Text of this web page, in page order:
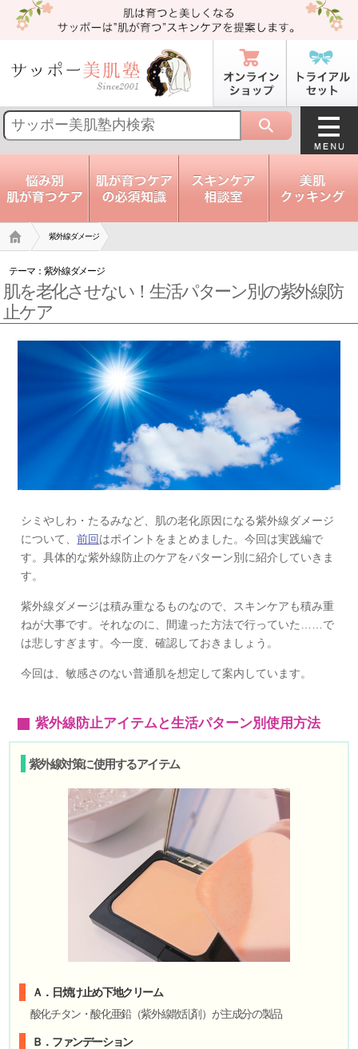
トップ 紫外線ダメージ
テーマ：紫外線ダメージ
肌を老化させない！生活パターン別の紫外線防
止ケア
シミやしわ・たるみなど、肌の老化原因になる紫外線ダメージ
について、前回はポイントをまとめました。今回は実践編で
す。具体的な紫外線防止のケアをパターン別に紹介していきま
す。
紫外線ダメージは積み重なるものなので、スキンケアも積み重
ねが大事です。それなのに、間違った方法で行っていた……で
は悲しすぎます。今一度、確認しておきましょう。
今回は、敏感さのない普通肌を想定して案内しています。
紫外線防止アイテムと生活パターン別使用方法
紫外線対策に使用するアイテム
Ａ．日焼け止め下地クリーム
酸化チタン・酸化亜鉛（紫外線散乱剤）が主成分の製品
Ｂ．ファンデーション